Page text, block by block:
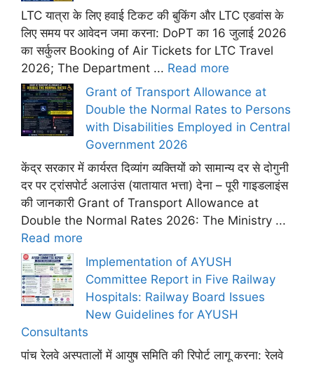
LTC यात्रा के लिए हवाई टिकट की बुकिंग और LTC एडवांस के
लिए समय पर आवेदन जमा करना: DoPT का 16 जुलाई 2026
का सर्कुलर Booking of Air Tickets for LTC Travel
2026; The Department ... Read more
Grant of Transport Allowance at
Double the Normal Rates to Persons
with Disabilities Employed in Central
Government 2026
केंद्र सरकार में कार्यरत दिव्यांग व्यक्तियों को सामान्य दर से दोगुनी
दर पर ट्रांसपोर्ट अलाउंस (यातायात भत्ता) देना – पूरी गाइडलाइंस
की जानकारी Grant of Transport Allowance at
Double the Normal Rates 2026: The Ministry ...
Read more
Implementation of AYUSH
Committee Report in Five Railway
Hospitals: Railway Board Issues
New Guidelines for AYUSH
Consultants
पांच रेलवे अस्पतालों में आयुष समिति की रिपोर्ट लागू करना: रेलवे